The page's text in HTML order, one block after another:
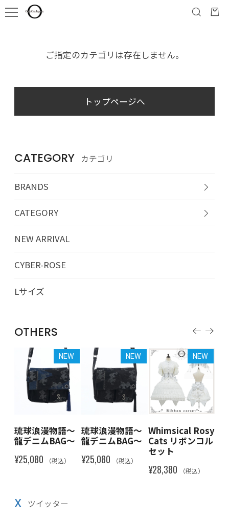
CATEGORY カテゴリ
BRANDS
CATEGORY
NEW ARRIVAL
CYBER-ROSE
Lサイズ
OTHERS
語～
～
税込）
Whimsical Rosy
Cats リボンコル
NEW
Whimsical Rosy
Cats リボンコル
（税込）
Whimsical
Cats リボンコ
セット
¥28,380 （税込）
X ツイッター
ご指定のカテゴリは存在しません。
トップページへ